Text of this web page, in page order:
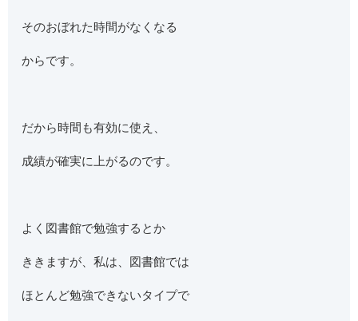
そのおぼれた時間がなくなる
からです。
だから時間も有効に使え、
成績が確実に上がるのです。
よく図書館で勉強するとか
ききますが、私は、図書館では
ほとんど勉強できないタイプで